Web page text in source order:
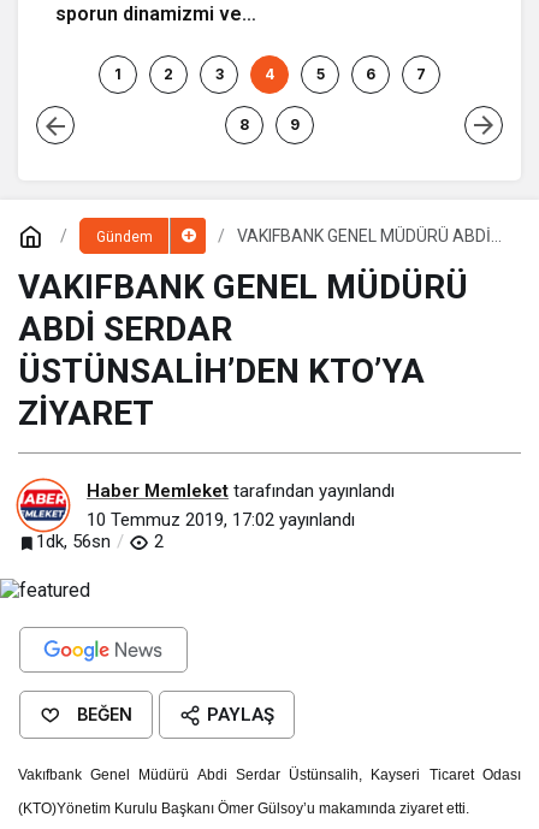
sporun dinamizmi ve
Kocasinan’da bir araya
geliyor!
1 2 3 4 5 6 7
8 9
Gündem
VAKIFBANK GENEL MÜDÜRÜ ABDİ
ZİYARET
VAKIFBANK GENEL MÜDÜRÜ
ABDİ SERDAR
ÜSTÜNSALİH’DEN KTO’YA
ZİYARET
Haber Memleket tarafından yayınlandı
10 Temmuz 2019, 17:02 yayınlandı
1dk, 56sn
2
BEĞEN PAYLAŞ
Vakıfbank Genel Müdürü Abdi Serdar Üstünsalih, Kayseri Ticaret Odası
(KTO)Yönetim Kurulu Başkanı Ömer Gülsoy’u makamında ziyaret etti.